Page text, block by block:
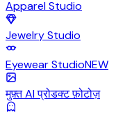
Apparel Studio
Jewelry Studio
Eyewear StudioNEW
मुफ़्त AI प्रोडक्ट फ़ोटोज़